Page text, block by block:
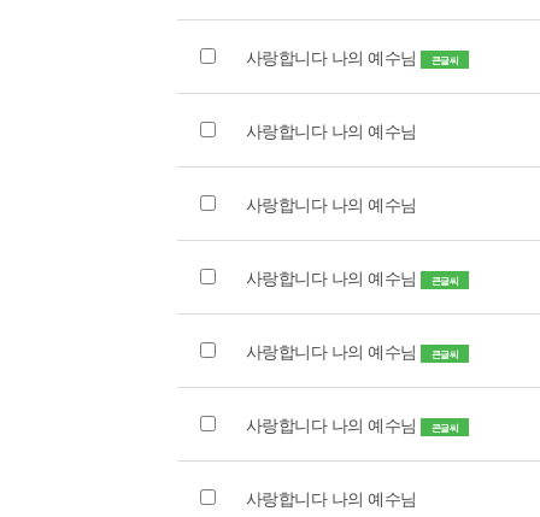
사랑합니다 나의 예수님 큰글씨
사랑합니다 나의 예수님
사랑합니다 나의 예수님
사랑합니다 나의 예수님 큰글씨
사랑합니다 나의 예수님 큰글씨
사랑합니다 나의 예수님 큰글씨
사랑합니다 나의 예수님